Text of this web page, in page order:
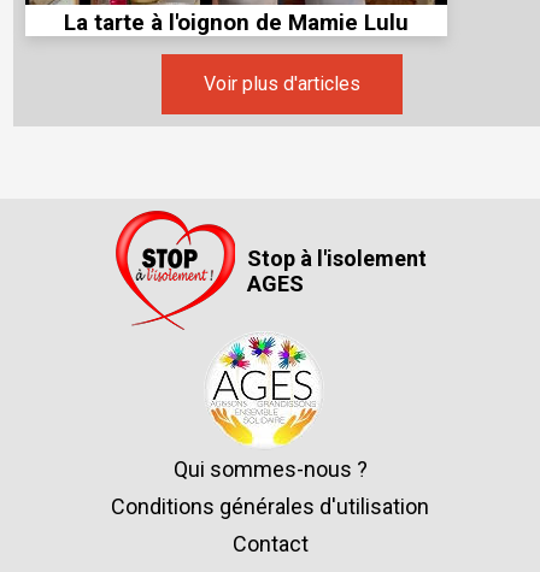
La tarte à l'oignon de Mamie Lulu
Voir plus d'articles
Stop à l'isolement
AGES
Qui sommes-nous ?
Conditions générales d'utilisation
Contact